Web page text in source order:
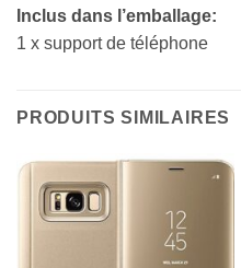
Inclus dans l’emballage:
1 x support de téléphone
PRODUITS SIMILAIRES